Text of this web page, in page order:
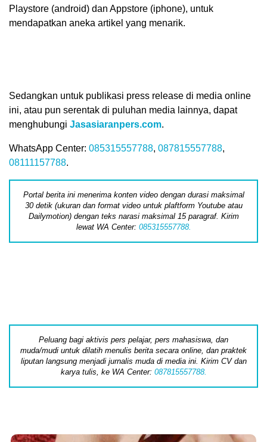
Playstore (android) dan Appstore (iphone), untuk
mendapatkan aneka artikel yang menarik.
Sedangkan untuk publikasi press release di media online
ini, atau pun serentak di puluhan media lainnya, dapat
menghubungi Jasasiaranpers.com.
WhatsApp Center: 085315557788, 087815557788,
08111157788.
Portal berita ini menerima konten video dengan durasi maksimal
30 detik (ukuran dan format video untuk plaftform Youtube atau
Dailymotion) dengan teks narasi maksimal 15 paragraf. Kirim
lewat WA Center: 085315557788.
Peluang bagi aktivis pers pelajar, pers mahasiswa, dan
muda/mudi untuk dilatih menulis berita secara online, dan praktek
liputan langsung menjadi jurnalis muda di media ini. Kirim CV dan
karya tulis, ke WA Center: 087815557788.